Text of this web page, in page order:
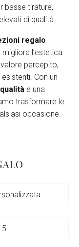
basse tirature,
di qualità.
regalo
l’estetica
percepito,
Con un
e una
trasformare le
occasione.